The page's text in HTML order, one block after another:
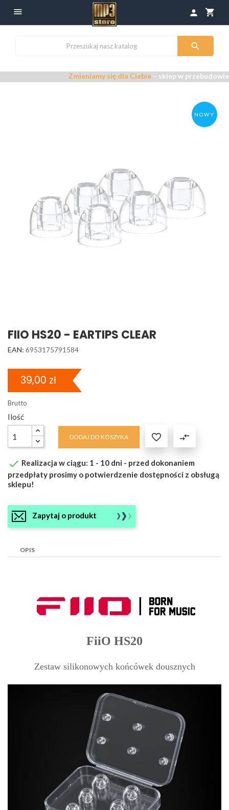
 shopping_cart
person

Zmieniamy się dla Ciebie – sklep w przebudowie –
NOWY
FIIO HS20 - EARTIPS CLEAR
EAN: 6953175791584
39,00 zł
Brutto
Ilość
DODAJ DO KOSZYKA  compare_arrows
 Realizacja w ciągu: 1 - 10 dni - przed dokonaniem
przedpłaty prosimy o potwierdzenie dostępności z obsługą
sklepu!
Zapytaj o produkt
OPIS
FiiO HS20
Zestaw silikonowych końcówek dousznych